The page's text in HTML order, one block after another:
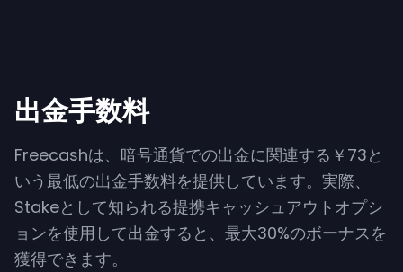
出金手数料
Freecashは、暗号通貨での出金に関連する￥73と
いう最低の出金手数料を提供しています。実際、
Stakeとして知られる提携キャッシュアウトオプシ
ョンを使用して出金すると、最大30%のボーナスを
獲得できます。